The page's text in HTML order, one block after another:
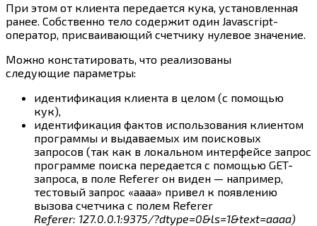
При этом от клиента передается кука, установленная
ранее. Собственно тело содержит один Javascript-
оператор, присваивающий счетчику нулевое значение.
Можно констатировать, что реализованы
следующие параметры:
идентификация клиента в целом (с помощью
кук),
идентификация фактов использования клиентом
программы и выдаваемых им поисковых
запросов (так как в локальном интерфейсе запрос
программе поиска передается с помощью GET-
запроса, в поле Referer он виден — например,
тестовый запрос «aaaa» привел к появлению
вызова счетчика с полем Referer
Referer: 127.0.0.1:9375/?dtype=0&ls=1&text=aaaa)